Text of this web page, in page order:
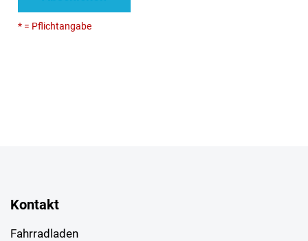
* = Pflichtangabe
Kontakt
Fahrradladen